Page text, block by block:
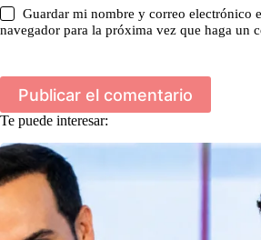
Guardar mi nombre y correo electrónico
navegador para la próxima vez que haga un
Publicar el comentario
Te puede interesar: